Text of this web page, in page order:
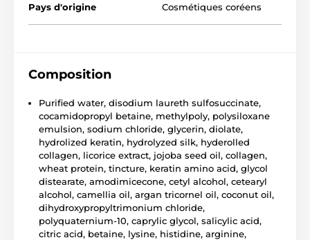
Pays d'origine Cosmétiques coréens
Composition
Purified water, disodium laureth sulfosuccinate,
cocamidopropyl betaine, methylpoly, polysiloxane
emulsion, sodium chloride, glycerin, diolate,
hydrolized keratin, hydrolyzed silk, hyderolled
collagen, licorice extract, jojoba seed oil, collagen,
wheat protein, tincture, keratin amino acid, glycol
distearate, amodimicecone, cetyl alcohol, cetearyl
alcohol, camellia oil, argan tricornel oil, coconut oil,
dihydroxypropyltrimonium chloride,
polyquaternium-10, caprylic glycol, salicylic acid,
citric acid, betaine, lysine, histidine, arginine,